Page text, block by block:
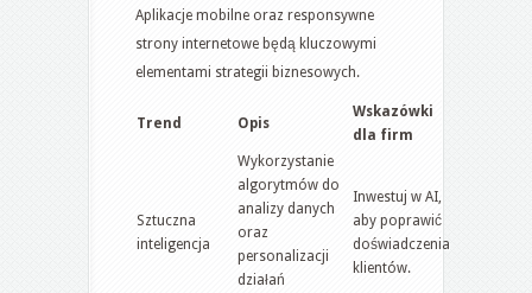
Aplikacje mobilne oraz responsywne
strony internetowe będą kluczowymi
elementami strategii biznesowych.
Trend Opis
Wskazówki
dla firm
Sztuczna
inteligencja
Wykorzystanie
algorytmów do
analizy danych
oraz
personalizacji
działań
Inwestuj w AI,
aby poprawić
doświadczenia
klientów.